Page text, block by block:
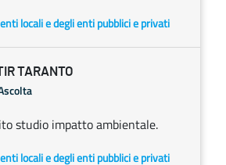
locali e degli enti pubblici e privati
TARANTO
studio impatto ambientale.
locali e degli enti pubblici e privati